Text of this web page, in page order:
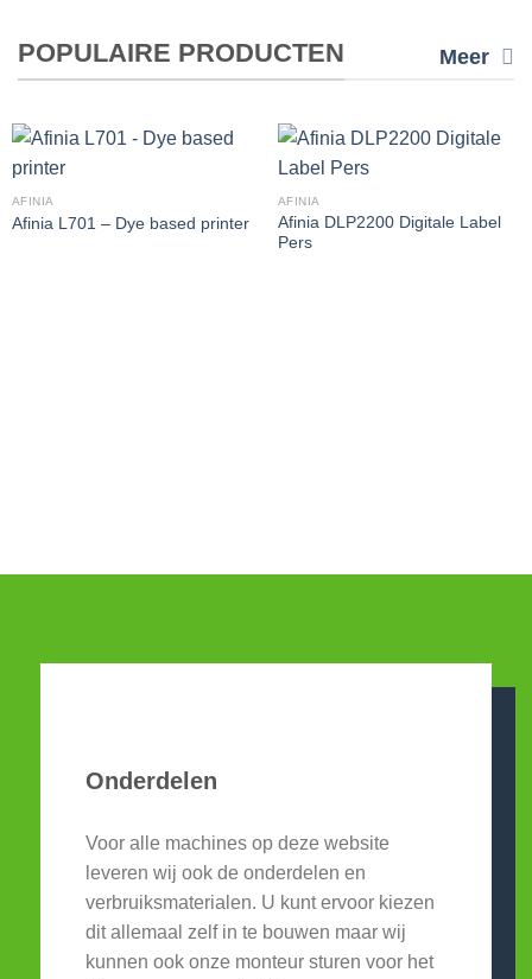
POPULAIRE PRODUCTEN Meer
AFINIA
Afinia L701 – Dye based printer
AFINIA
Afinia DLP2200 Digitale Label
Pers
Onderdelen
Voor alle machines op deze website
leveren wij ook de onderdelen en
verbruiksmaterialen. U kunt ervoor kiezen
dit allemaal zelf in te bouwen maar wij
kunnen ook onze monteur sturen voor het